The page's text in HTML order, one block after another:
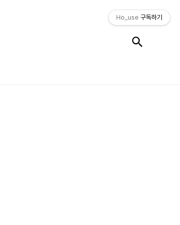
Ho_use 구독하기